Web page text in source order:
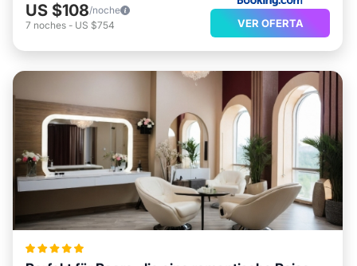
US $108/noche
7 noches - US $754 VER OFERTA